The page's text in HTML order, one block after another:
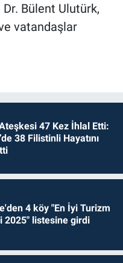
Bülent Ulutürk,
vatandaşlar
47 Kez İhlal Etti:
38 Filistinli Hayatını
4 köy "En İyi Turizm
2025" listesine girdi